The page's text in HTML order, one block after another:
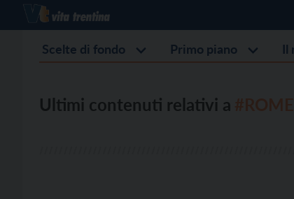
Scelte di fondo Primo piano Il
Ultimi contenuti relativi a